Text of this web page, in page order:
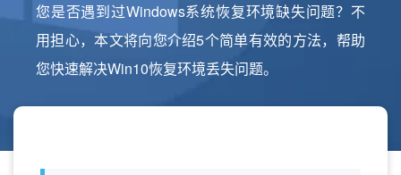
您是否遇到过Windows系统恢复环境缺失问题？不
用担心，本文将向您介绍5个简单有效的方法，帮助
您快速解决Win10恢复环境丢失问题。